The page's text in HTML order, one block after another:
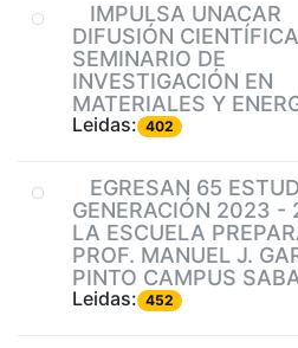
IMPULSA UNACAR
DIFUSIÓN
SEMINARIO DE
INVESTIGACIÓN EN
MATERIALES Y
Leidas: 402
EGRESAN 65
GENERACIÓN 2023 -
LA ESCUELA
PROF. MANUEL J.
PINTO CAMPUS
Leidas: 452